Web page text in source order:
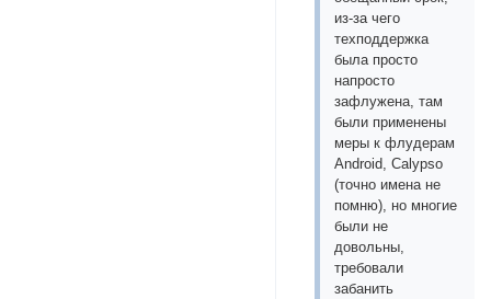
из-за чего
техподдержка
была просто
напросто
зафлужена, там
были применены
меры к флудерам
Android, Calypso
(точно имена не
помню), но многие
были не
довольны,
требовали
забанить